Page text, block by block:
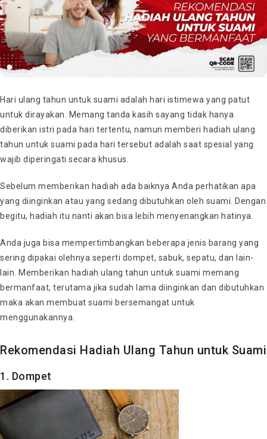
Hari ulang tahun untuk suami adalah hari istimewa yang patut
untuk dirayakan. Memang tanda kasih sayang tidak hanya
diberikan istri pada hari tertentu, namun memberi hadiah ulang
tahun untuk suami pada hari tersebut adalah saat spesial yang
wajib diperingati secara khusus.
Sebelum memberikan hadiah ada baiknya Anda perhatikan apa
yang diinginkan atau yang sedang dibutuhkan oleh suami. Dengan
begitu, hadiah itu nanti akan bisa lebih menyenangkan hatinya.
Anda juga bisa mempertimbangkan beberapa jenis barang yang
sering dipakai olehnya seperti dompet, sabuk, sepatu, dan lain-
lain. Memberikan hadiah ulang tahun untuk suami memang
bermanfaat, terutama jika sudah lama diinginkan dan dibutuhkan
maka akan membuat suami bersemangat untuk
menggunakannya.
Rekomendasi Hadiah Ulang Tahun untuk Suami
1. Dompet